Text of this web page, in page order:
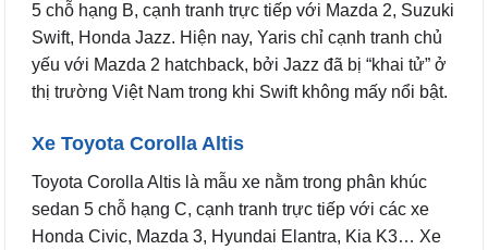
5 chỗ hạng B, cạnh tranh trực tiếp với Mazda 2, Suzuki
Swift, Honda Jazz. Hiện nay, Yaris chỉ cạnh tranh chủ
yếu với Mazda 2 hatchback, bởi Jazz đã bị “khai tử” ở
thị trường Việt Nam trong khi Swift không mấy nổi bật.
Xe Toyota Corolla Altis
Toyota Corolla Altis là mẫu xe nằm trong phân khúc
sedan 5 chỗ hạng C, cạnh tranh trực tiếp với các xe
Honda Civic, Mazda 3, Hyundai Elantra, Kia K3… Xe